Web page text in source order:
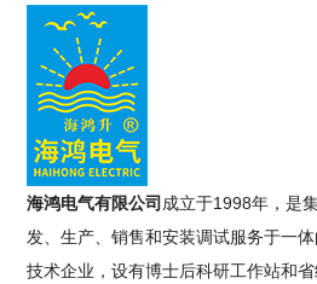
海鸿电气有限公司 成立于1998年，是
发、生产、销售和安装调试服务于一
技术企业，设有博士后科研工作站和